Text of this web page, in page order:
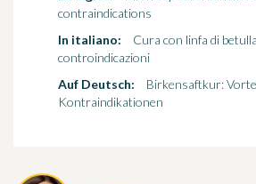
contraindications
In italiano:
Cura con linfa di
controindicazioni
Auf Deutsch:
Birkensaftkur:
Kontraindikationen